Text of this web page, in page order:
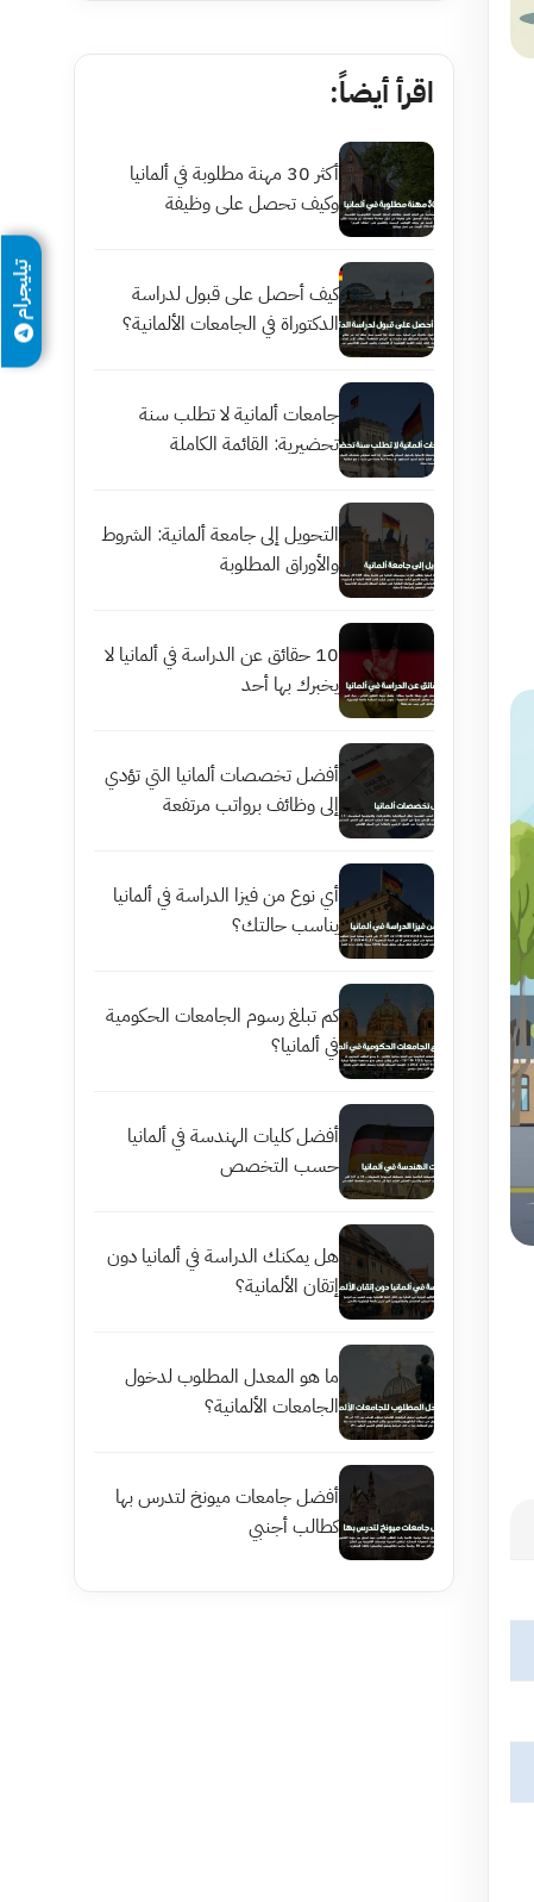
اقرأ أيضاً:
أكثر 30 مهنة مطلوبة في ألمانيا
وكيف تحصل على وظيفة
كيف أحصل على قبول لدراسة
الدكتوراة في الجامعات الألمانية؟
جامعات ألمانية لا تطلب سنة
تحضيرية: القائمة الكاملة
التحويل إلى جامعة ألمانية: الشروط
والأوراق المطلوبة
10 حقائق عن الدراسة في ألمانيا لا
يخبرك بها أحد
أفضل تخصصات ألمانيا التي تؤدي
إلى وظائف برواتب مرتفعة
أي نوع من فيزا الدراسة في ألمانيا
يناسب حالتك؟
كم تبلغ رسوم الجامعات الحكومية
في ألمانيا؟
أفضل كليات الهندسة في ألمانيا
حسب التخصص
هل يمكنك الدراسة في ألمانيا دون
إتقان الألمانية؟
ما هو المعدل المطلوب لدخول
الجامعات الألمانية؟
أفضل جامعات ميونخ لتدرس بها
كطالب أجنبي
تيليجرام